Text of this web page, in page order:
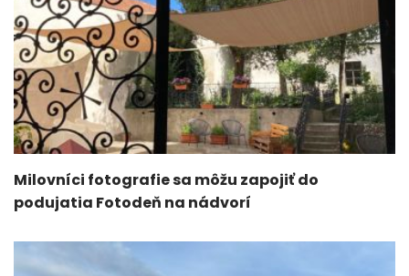
Milovníci fotografie sa môžu zapojiť do
podujatia Fotodeň na nádvorí